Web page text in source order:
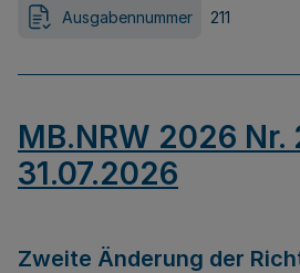
Ausgabennummer 211
MB.NRW 2026 Nr.
31.07.2026
Zweite Änderung der